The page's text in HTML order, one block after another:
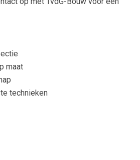
maat
technieken